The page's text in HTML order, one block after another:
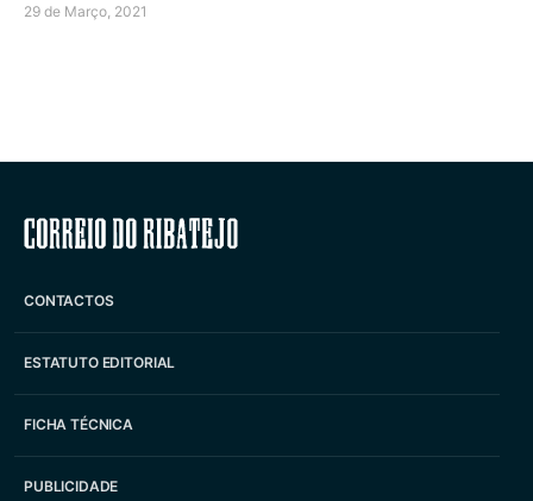
29 de Março, 2021
Correio do Ribatejo
CONTACTOS
ESTATUTO EDITORIAL
FICHA TÉCNICA
PUBLICIDADE